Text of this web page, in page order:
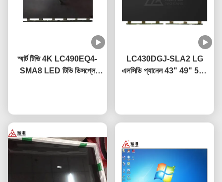
স্মার্ট টিভি 4K LC490EQ4-
SMA8 LED টিভি ডিসপ্লে
LC430DGJ-SLA2 LG
এলসিডি প্যানেল 43" 49" 55"